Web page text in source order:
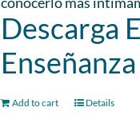
Descarga
Add to cart Details